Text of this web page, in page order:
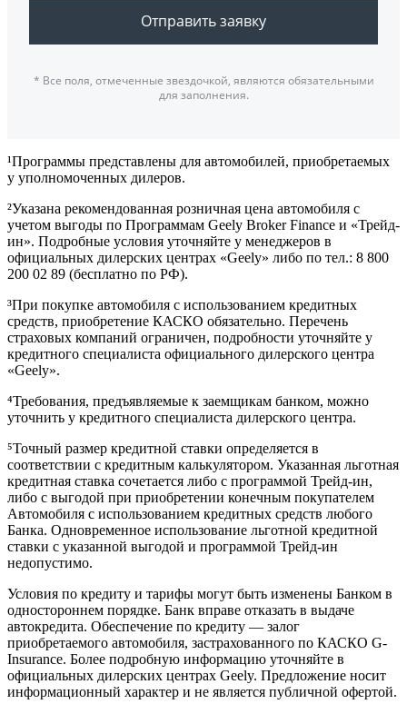
Отправить заявку
* Все поля, отмеченные звездочкой, являются обязательными
для заполнения.
¹Программы представлены для автомобилей, приобретаемых
у уполномоченных дилеров.
²Указана рекомендованная розничная цена автомобиля с
учетом выгоды по Программам Geely Broker Finance и «Трейд-
ин». Подробные условия уточняйте у менеджеров в
официальных дилерских центрах «Geely» либо по тел.: 8 800
200 02 89 (бесплатно по РФ).
³При покупке автомобиля с использованием кредитных
средств, приобретение КАСКО обязательно. Перечень
страховых компаний ограничен, подробности уточняйте у
кредитного специалиста официального дилерского центра
«Geely».
⁴Требования, предъявляемые к заемщикам банком, можно
уточнить у кредитного специалиста дилерского центра.
⁵Точный размер кредитной ставки определяется в
соответствии с кредитным калькулятором. Указанная льготная
кредитная ставка сочетается либо с программой Трейд-ин,
либо с выгодой при приобретении конечным покупателем
Автомобиля с использованием кредитных средств любого
Банка. Одновременное использование льготной кредитной
ставки с указанной выгодой и программой Трейд-ин
недопустимо.
Условия по кредиту и тарифы могут быть изменены Банком в
одностороннем порядке. Банк вправе отказать в выдаче
автокредита. Обеспечение по кредиту — залог
приобретаемого автомобиля, застрахованного по КАСКО G-
Insurance. Более подробную информацию уточняйте в
официальных дилерских центрах Geely. Предложение носит
информационный характер и не является публичной офертой.